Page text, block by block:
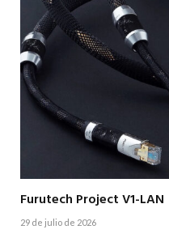
Furutech Project V1-LAN
29 de julio de 2026